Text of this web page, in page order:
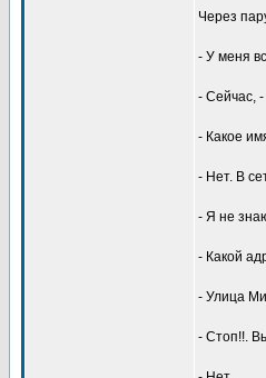
Чеpез
- У меня
- Сейчас,
- Какое
- Hет. В
- Я не
- Какой
- Улица
- Стоп!!.